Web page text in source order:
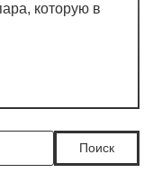
которую в
Поиск